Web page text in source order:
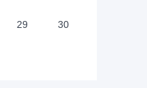
29 30